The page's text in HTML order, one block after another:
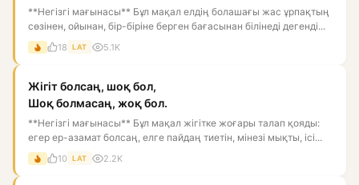
**Негізгі мағынасы** Бұл мақал елдің болашағы жас ұрпақтың
сөзінен, ойынан, бір-біріне берген бағасынан білінеді дегенді...
18 LAT 5.1K
Жігіт болсаң, шоқ бол,
Шоқ болмасаң, жоқ бол.
**Негізгі мағынасы** Бұл мақал жігітке жоғары талап қояды:
егер ер-азамат болсаң, елге пайдаң тиетін, мінезі мықты, ісі...
10 LAT 2.2K